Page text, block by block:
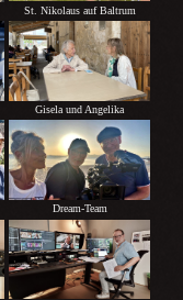
St. Nikolaus auf Baltrum
Gisela und Angelika
Dream-Team